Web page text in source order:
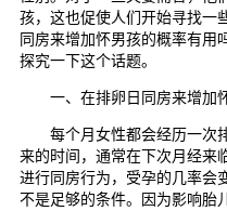
孩，这也促使人们开始寻找一
同房来增加怀男孩的概率有用
探究一下这个话题。
一、在排卵日同房来增加怀
每个月女性都会经历一次排
来的时间，通常在下次月经来
进行同房行为，受孕的几率会
不是足够的条件。因为影响胎